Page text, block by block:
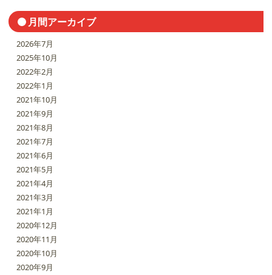
月間アーカイブ
2026年7月
2025年10月
2022年2月
2022年1月
2021年10月
2021年9月
2021年8月
2021年7月
2021年6月
2021年5月
2021年4月
2021年3月
2021年1月
2020年12月
2020年11月
2020年10月
2020年9月